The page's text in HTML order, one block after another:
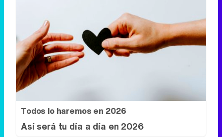
Todos lo haremos en 2026
Así será tu día a día en 2026